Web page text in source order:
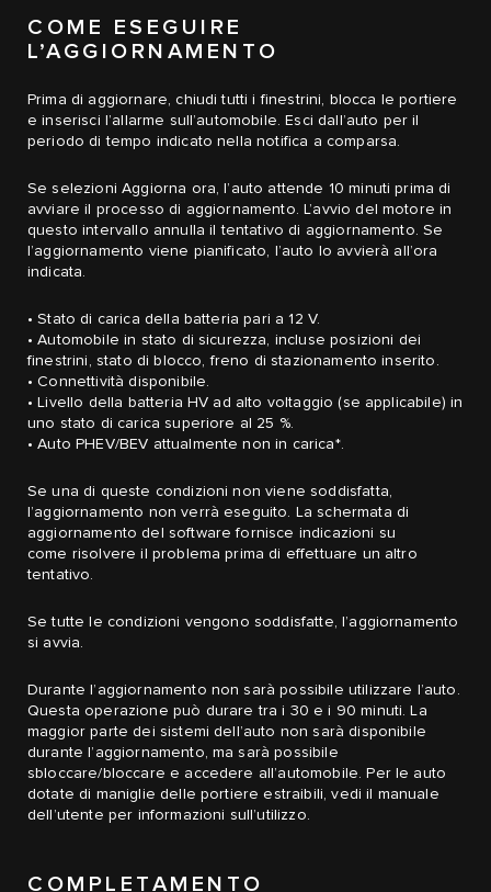
COME ESEGUIRE
L’AGGIORNAMENTO
Prima di aggiornare, chiudi tutti i finestrini, blocca le portiere
e inserisci l’allarme sull’automobile. Esci dall’auto per il
periodo di tempo indicato nella notifica a comparsa.
Se selezioni Aggiorna ora, l’auto attende 10 minuti prima di
avviare il processo di aggiornamento. L’avvio del motore in
questo intervallo annulla il tentativo di aggiornamento. Se
l’aggiornamento viene pianificato, l’auto lo avvierà all’ora
indicata.
• Stato di carica della batteria pari a 12 V.
• Automobile in stato di sicurezza, incluse posizioni dei
finestrini, stato di blocco, freno di stazionamento inserito.
• Connettività disponibile.
• Livello della batteria HV ad alto voltaggio (se applicabile) in
uno stato di carica superiore al 25 %.
• Auto PHEV/BEV attualmente non in carica*.
Se una di queste condizioni non viene soddisfatta,
l’aggiornamento non verrà eseguito. La schermata di
aggiornamento del software fornisce indicazioni su
come risolvere il problema prima di effettuare un altro
tentativo.
Se tutte le condizioni vengono soddisfatte, l’aggiornamento
si avvia.
Durante l’aggiornamento non sarà possibile utilizzare l’auto.
Questa operazione può durare tra i 30 e i 90 minuti. La
maggior parte dei sistemi dell’auto non sarà disponibile
durante l’aggiornamento, ma sarà possibile
sbloccare/bloccare e accedere all’automobile. Per le auto
dotate di maniglie delle portiere estraibili, vedi il manuale
dell’utente per informazioni sull’utilizzo.
COMPLETAMENTO